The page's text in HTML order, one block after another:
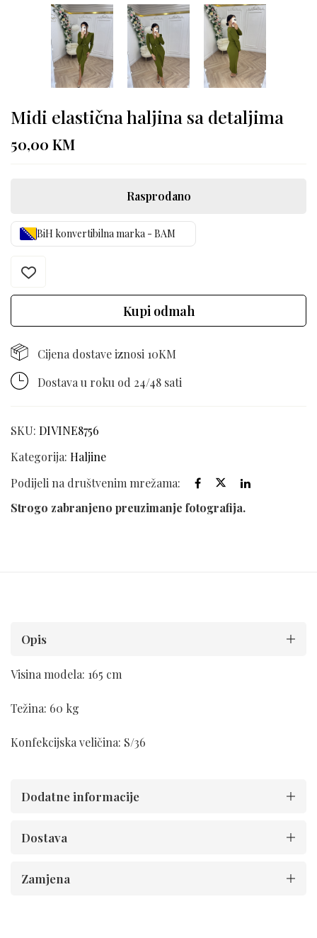
Midi elastična haljina sa detaljima
50,00 KM
Rasprodano
BiH konvertibilna marka - BAM
Kupi odmah
Cijena dostave iznosi 10KM
Dostava u roku od 24/48 sati
SKU: DIVINE8756
Kategorija: Haljine
Podijeli na društvenim mrežama:
Strogo zabranjeno preuzimanje fotografija.
Opis
Visina modela: 165 cm
Težina: 60 kg
Konfekcijska veličina: S/36
Dodatne informacije
Dostava
Zamjena